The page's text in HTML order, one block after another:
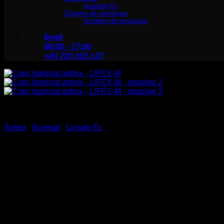
Aparataj Ex
Sisteme de avertizare
Sisteme de avertizare
Email
08:00 - 17:00
+40 720 535 137
Antiex Iluminat Liniare Ex